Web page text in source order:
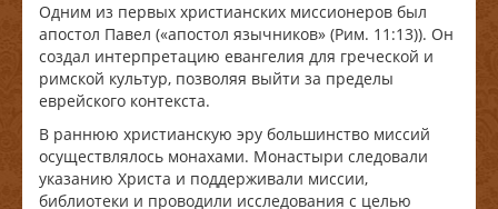
Одним из первых христианских миссионеров был
апостол Павел («апостол язычников» (Рим. 11:13)). Он
создал интерпретацию евангелия для греческой и
римской культур, позволяя выйти за пределы
еврейского контекста.
В раннюю христианскую эру большинство миссий
осуществлялось монахами. Монастыри следовали
указанию Христа и поддерживали миссии,
библиотеки и проводили исследования с целью